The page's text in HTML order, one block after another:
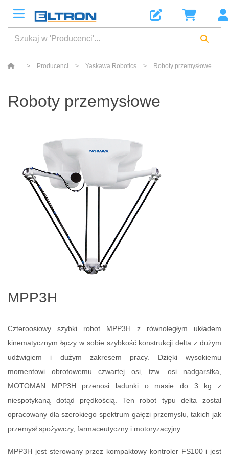
> Producenci > Yaskawa Robotics > Roboty przemysłowe
Roboty przemysłowe
MPP3H
Czteroosiowy szybki robot MPP3H z równoległym układem
kinematycznym łączy w sobie szybkość konstrukcji delta z dużym
udźwigiem i dużym zakresem pracy. Dzięki wysokiemu
momentowi obrotowemu czwartej osi, tzw. osi nadgarstka,
MOTOMAN MPP3H przenosi ładunki o masie do 3 kg z
niespotykaną dotąd prędkością. Ten robot typu delta został
opracowany dla szerokiego spektrum gałęzi przemysłu, takich jak
przemysł spożywczy, farmaceutyczny i motoryzacyjny.
MPP3H jest sterowany przez kompaktowy kontroler FS100 i jest